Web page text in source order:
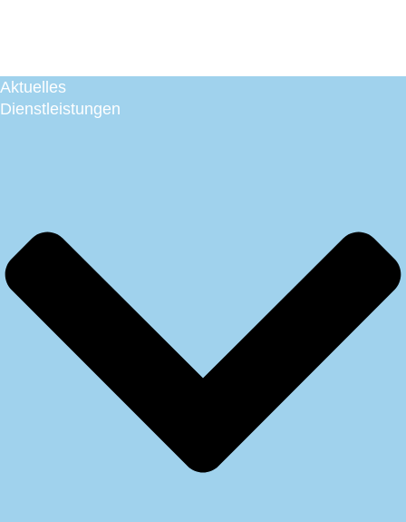
Aktuelles
Dienstleistungen